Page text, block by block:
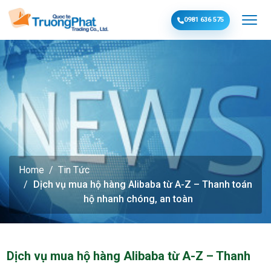
0981 636 575
Home
Tin Tức
Dịch vụ mua hộ hàng Alibaba từ A-Z – Thanh toán
hộ nhanh chóng, an toàn
Dịch vụ mua hộ hàng Alibaba từ A-Z – Thanh